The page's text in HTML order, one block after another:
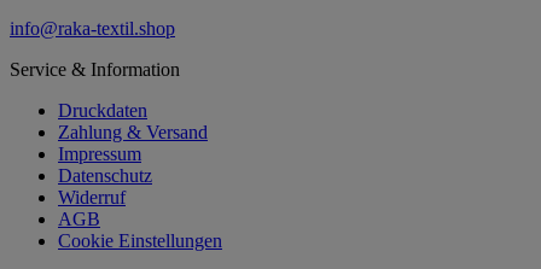
info@raka-textil.shop
Service & Information
Druckdaten
Zahlung & Versand
Impressum
Datenschutz
Widerruf
AGB
Cookie Einstellungen